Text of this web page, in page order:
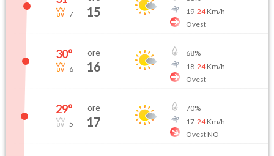
7 15
19-24Km/h
Ovest
30°
6
ore
16
68%
18-24Km/h
Ovest
29°
5
ore
17
70%
17-24Km/h
Ovest NO